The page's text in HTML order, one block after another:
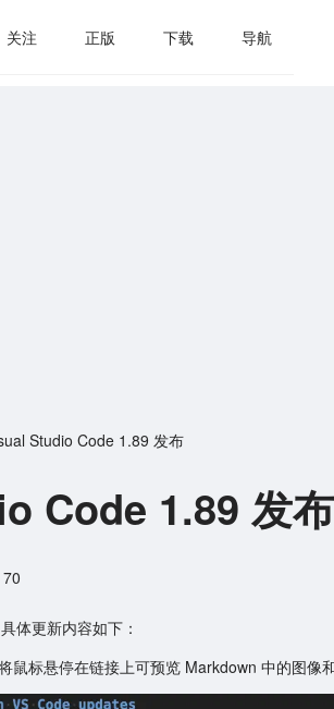
关注 正版 下载 导航
Studio Code 1.89 发布
Code 1.89 发布
具体更新内容如下：
鼠标悬停在链接上可预览 Markdown 中的图像